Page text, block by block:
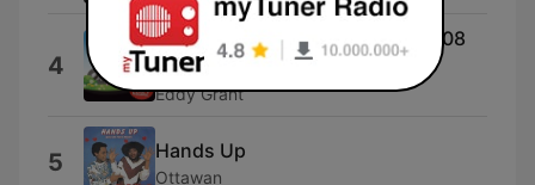
4
Gimme Hope Jo'Anna (Edit) [2008
Remaster]
Eddy Grant
5 Hands Up
Ottawan